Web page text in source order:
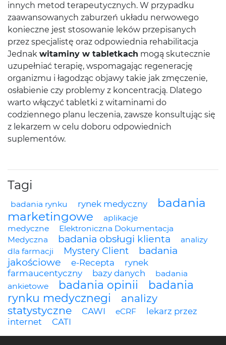
innych metod terapeutycznych. W przypadku
zaawansowanych zaburzeń układu nerwowego
konieczne jest stosowanie leków przepisanych
przez specjalistę oraz odpowiednia rehabilitacja
Jednak witaminy w tabletkach mogą skutecznie
uzupełniać terapię, wspomagając regenerację
organizmu i łagodząc objawy takie jak zmęczenie,
osłabienie czy problemy z koncentracją. Dlatego
warto włączyć tabletki z witaminami do
codziennego planu leczenia, zawsze konsultując się
z lekarzem w celu doboru odpowiednich
suplementów.
Tagi
badania rynku rynek medyczny
badania
marketingowe
aplikacje
medyczne
Elektroniczna Dokumentacja
Medyczna
badania obsługi klienta
analizy
dla farmacji
Mystery Client
badania
jakościowe
e-Recepta
rynek
farmaucentyczny
bazy danych
badania
ankietowe
badania opinii
badania
rynku medycznegi
analizy
statystyczne
CAWI eCRF
lekarz przez
internet
CATI